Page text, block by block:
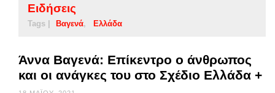
Ειδήσεις
Tags | Βαγενά Ελλάδα
Άννα Βαγενά: Επίκεντρο ο άνθρωπος
και οι ανάγκες του στο Σχέδιο Ελλάδα +